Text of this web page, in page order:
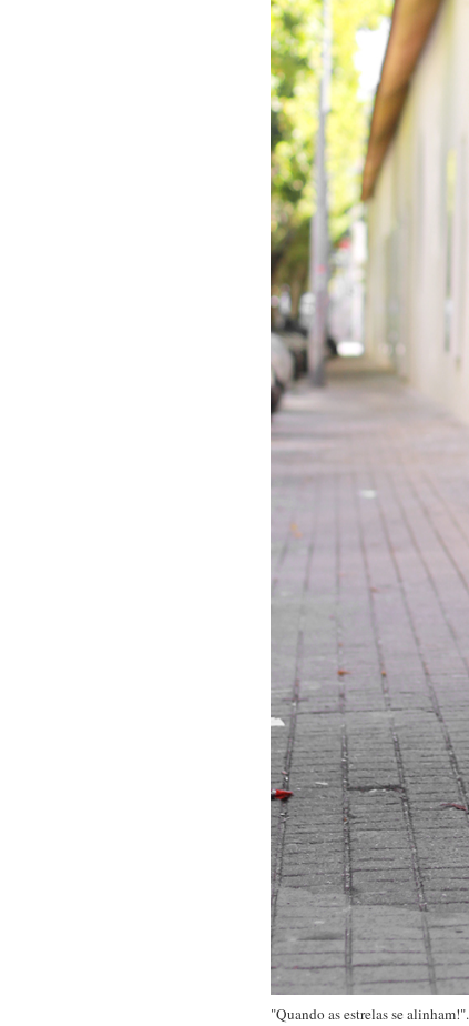
"Quando as estrelas se alinham!".